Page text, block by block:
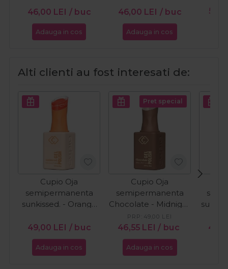
46,00 LEI / buc
Adauga in cos
46,00 LEI / buc
Adauga in cos
Alti clienti au fost interesati de:
Cupio Oja
semipermanenta
sunkissed. - Orange
49,00 LEI / buc
Adauga in cos
Pret special
Cupio Oja
semipermanenta
Chocolate - Midnight
Craving 15ml
46,55 LEI / buc
PRP: 49,00 LEI
Adauga in cos